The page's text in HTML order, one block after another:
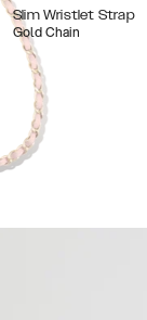
Slim Wristlet Strap
Gold Chain